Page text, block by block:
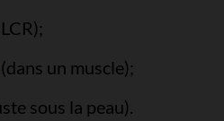
un muscle);
sous la peau).